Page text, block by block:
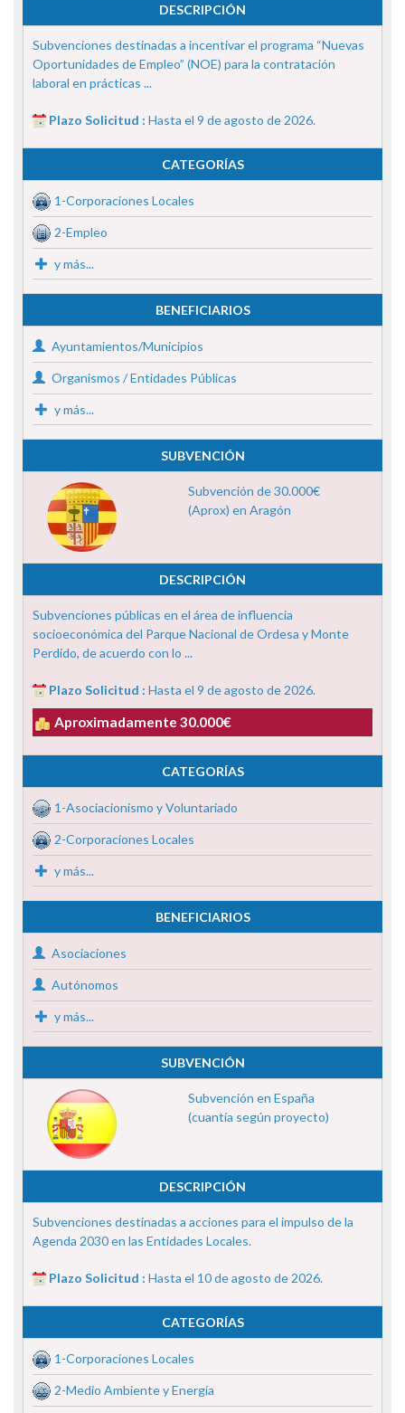
DESCRIPCIÓN
Subvenciones destinadas a incentivar el programa “Nuevas
Oportunidades de Empleo” (NOE) para la contratación
laboral en prácticas ...
Plazo Solicitud : Hasta el 9 de agosto de 2026.
CATEGORÍAS
1-Corporaciones Locales
2-Empleo
y más...
BENEFICIARIOS
Ayuntamientos/Municipios
Organismos / Entidades Públicas
y más...
SUBVENCIÓN
Subvención de 30.000€
(Aprox) en Aragón
DESCRIPCIÓN
Subvenciones públicas en el área de influencia
socioeconómica del Parque Nacional de Ordesa y Monte
Perdido, de acuerdo con lo ...
Plazo Solicitud : Hasta el 9 de agosto de 2026.
Aproximadamente 30.000€
CATEGORÍAS
1-Asociacionismo y Voluntariado
2-Corporaciones Locales
y más...
BENEFICIARIOS
Asociaciones
Autónomos
y más...
SUBVENCIÓN
Subvención en España
(cuantía según proyecto)
DESCRIPCIÓN
Subvenciones destinadas a acciones para el impulso de la
Agenda 2030 en las Entidades Locales.
Plazo Solicitud : Hasta el 10 de agosto de 2026.
CATEGORÍAS
1-Corporaciones Locales
2-Medio Ambiente y Energía